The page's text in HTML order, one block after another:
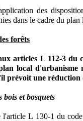
des
dans le cadre du
forêts
articles L 112-3 du
local
prévoit une réduction
bois et bosquets
L 130-1 du